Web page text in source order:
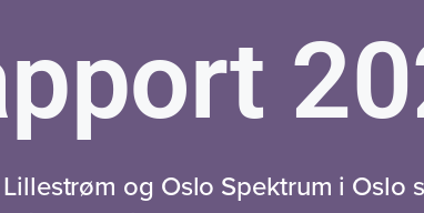
og Oslo Spektrum i Oslo